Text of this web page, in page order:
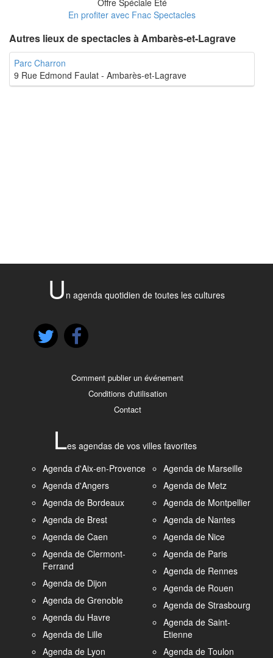
Offre Spéciale Été
En profiter avec Fnac Spectacles
Autres lieux de spectacles à Ambarès-et-Lagrave
Parc Charron
9 Rue Edmond Faulat - Ambarès-et-Lagrave
U n agenda quotidien de toutes les cultures
Comment publier un événement
Conditions d'utilisation
Contact
Les agendas de vos villes favorites
Agenda d'Aix-en-Provence
Agenda d'Angers
Agenda de Bordeaux
Agenda de Brest
Agenda de Caen
Agenda de Clermont-
Ferrand
Agenda de Dijon
Agenda de Grenoble
Agenda du Havre
Agenda de Lille
Agenda de Lyon
Agenda de Marseille
Agenda de Metz
Agenda de Montpellier
Agenda de Nantes
Agenda de Nice
Agenda de Paris
Agenda de Rennes
Agenda de Rouen
Agenda de Strasbourg
Agenda de Saint-
Etienne
Agenda de Toulon